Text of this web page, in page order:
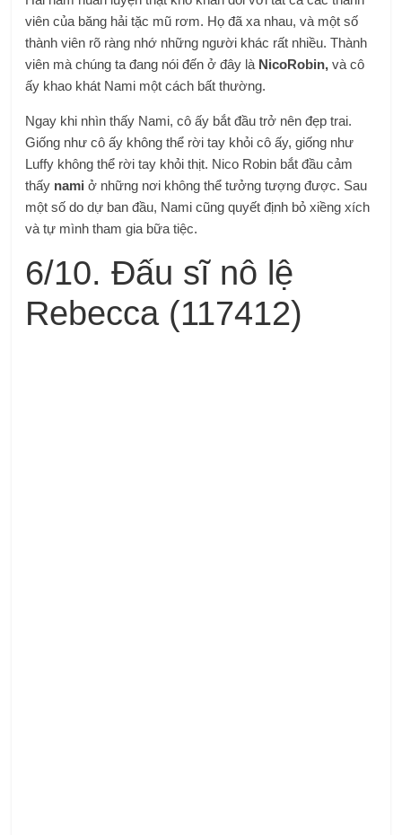
viên của băng hải tặc mũ rơm. Họ đã xa nhau, và một số
thành viên rõ ràng nhớ những người khác rất nhiều. Thành
viên mà chúng ta đang nói đến ở đây là NicoRobin, và cô
ấy khao khát Nami một cách bất thường.
Ngay khi nhìn thấy Nami, cô ấy bắt đầu trở nên đẹp trai.
Giống như cô ấy không thể rời tay khỏi cô ấy, giống như
Luffy không thể rời tay khỏi thịt. Nico Robin bắt đầu cảm
thấy nami ở những nơi không thể tưởng tượng được. Sau
một số do dự ban đầu, Nami cũng quyết định bỏ xiềng xích
và tự mình tham gia bữa tiệc.
6/10. Đấu sĩ nô lệ
Rebecca (117412)